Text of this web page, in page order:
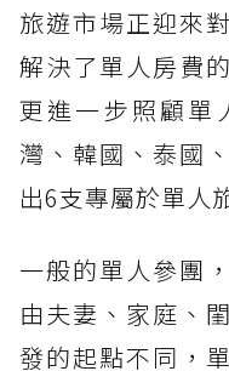
旅遊市場正迎來
解決了單人房費
更進一步照顧單
灣、韓國、泰國
出6支專屬於單人
一般的單人參團
由夫妻、家庭、
發的起點不同，